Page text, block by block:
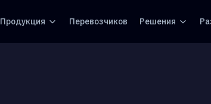
Продукция Перевозчиков Решения